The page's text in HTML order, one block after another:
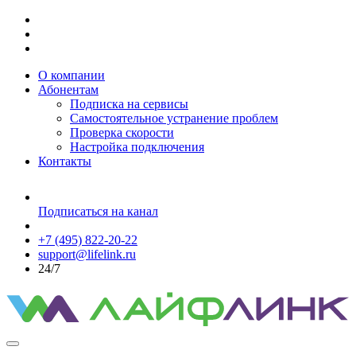
О компании
Абонентам
Подписка на сервисы
Самостоятельное устранение проблем
Проверка скорости
Настройка подключения
Контакты
Подписаться на канал
+7 (495) 822-20-22
support@lifelink.ru
24/7